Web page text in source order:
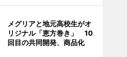
メグリアと地元高校生がオ
リジナル「恵方巻き」 10
回目の共同開発、商品化